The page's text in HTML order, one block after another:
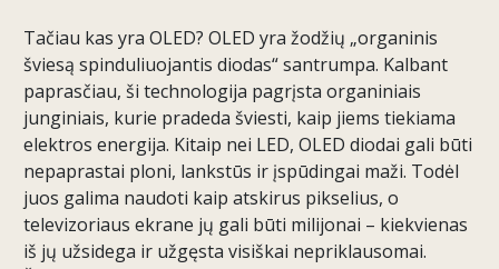
Tačiau kas yra OLED? OLED yra žodžių „organinis
šviesą spinduliuojantis diodas“ santrumpa. Kalbant
paprasčiau, ši technologija pagrįsta organiniais
junginiais, kurie pradeda šviesti, kaip jiems tiekiama
elektros energija. Kitaip nei LED, OLED diodai gali būti
nepaprastai ploni, lankstūs ir įspūdingai maži. Todėl
juos galima naudoti kaip atskirus pikselius, o
televizoriaus ekrane jų gali būti milijonai – kiekvienas
iš jų užsidega ir užgęsta visiškai nepriklausomai.